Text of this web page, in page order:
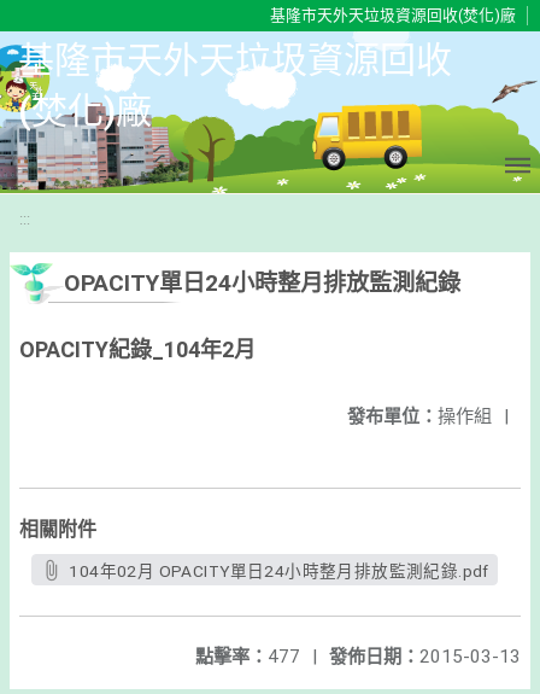
基隆市天外天垃圾資源回收(焚化)廠
基隆市天外天垃圾資源回收
(焚化)廠
:::
OPACITY單日24小時整月排放監測紀錄
OPACITY紀錄_104年2月
發布單位： 操作組 |
相關附件
104年02月 OPACITY單日24小時整月排放監測紀錄.pdf
發佈日期： 2015-03-13
點擊率： 477 |